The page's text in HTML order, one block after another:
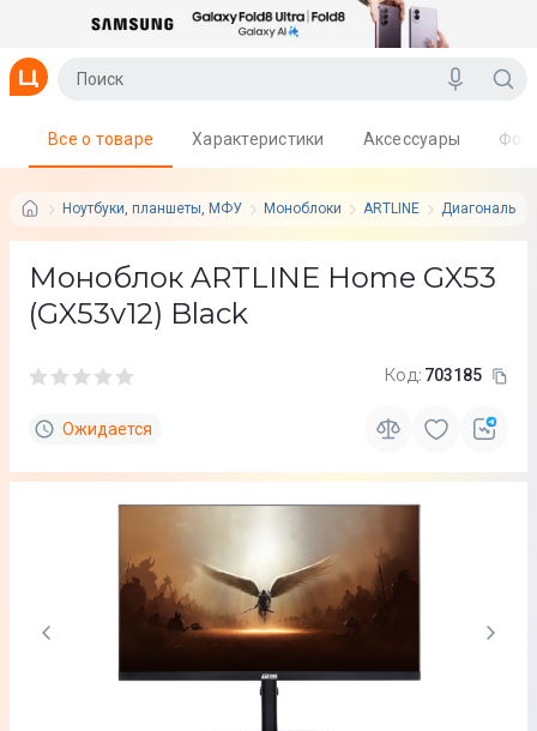
Ноутбуки, планшеты, МФУ Моноблоки ARTLINE Диагональ
Все о товаре Характеристики Аксессуары
Моноблок ARTLINE Home GX53
(GX53v12) Black
Код: 703185
Ожидается